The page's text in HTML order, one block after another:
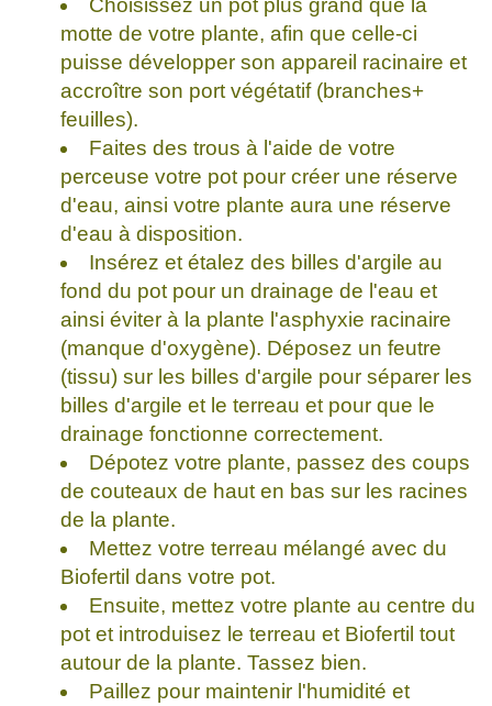
motte de votre plante, afin que celle-ci
puisse développer son appareil racinaire et
accroître son port végétatif (branches+
feuilles).
Faites des trous à l'aide de votre
perceuse votre pot pour créer une réserve
d'eau, ainsi votre plante aura une réserve
d'eau à disposition.
Insérez et étalez des billes d'argile au
fond du pot pour un drainage de l'eau et
ainsi éviter à la plante l'asphyxie racinaire
(manque d'oxygène). Déposez un feutre
(tissu) sur les billes d'argile pour séparer les
billes d'argile et le terreau et pour que le
drainage fonctionne correctement.
Dépotez votre plante, passez des coups
de couteaux de haut en bas sur les racines
de la plante.
Mettez votre terreau mélangé avec du
Biofertil dans votre pot.
Ensuite, mettez votre plante au centre du
pot et introduisez le terreau et Biofertil tout
autour de la plante. Tassez bien.
Paillez pour maintenir l'humidité et